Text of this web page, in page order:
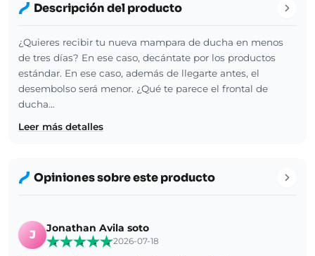
Descripción del producto
¿Quieres recibir tu nueva mampara de ducha en menos
de tres días? En ese caso, decántate por los productos
estándar. En ese caso, además de llegarte antes, el
desembolso será menor. ¿Qué te parece el frontal de
ducha…
Leer más detalles
Opiniones sobre este producto
J
Jonathan Avila soto
2026-07-18